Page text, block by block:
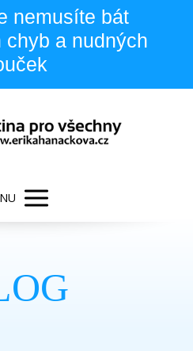
nemusíte bát
chyb a nudných